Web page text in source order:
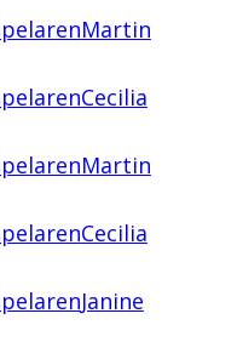
Martin
Cecilia
Martin
Cecilia
Janine